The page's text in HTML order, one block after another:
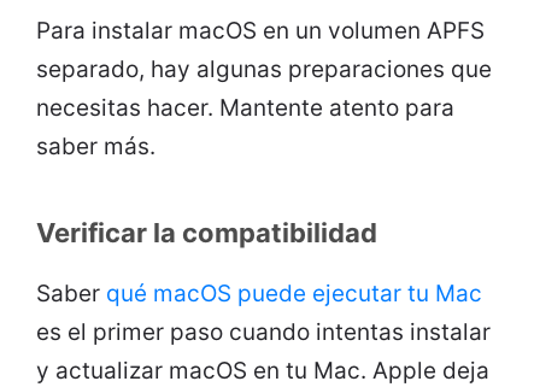
Para instalar macOS en un volumen APFS
separado, hay algunas preparaciones que
necesitas hacer. Mantente atento para
saber más.
Verificar la compatibilidad
Saber qué macOS puede ejecutar tu Mac
es el primer paso cuando intentas instalar
y actualizar macOS en tu Mac. Apple deja